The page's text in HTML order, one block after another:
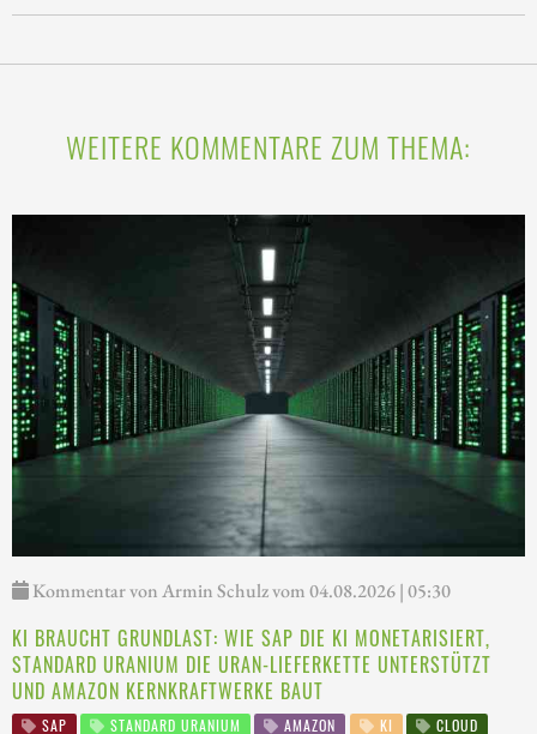
WEITERE KOMMENTARE ZUM THEMA:
Kommentar von Armin Schulz vom 04.08.2026 | 05:30
KI BRAUCHT GRUNDLAST: WIE SAP DIE KI MONETARISIERT,
STANDARD URANIUM DIE URAN-LIEFERKETTE UNTERSTÜTZT
UND AMAZON KERNKRAFTWERKE BAUT
SAP STANDARD URANIUM AMAZON KI
CLOUD